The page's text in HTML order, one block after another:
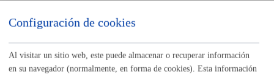
Buscar
Listado completo de Trámites
Configuración de cookies
Al visitar un sitio web, este puede almacenar o recuperar información
en su navegador (normalmente, en forma de cookies). Esta información